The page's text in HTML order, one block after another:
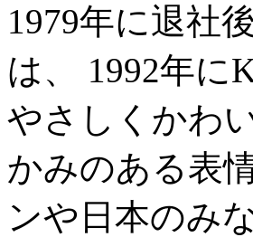
1979年に退社
は、 1992年に
やさしくかわ
かみのある表
ンや日本のみ